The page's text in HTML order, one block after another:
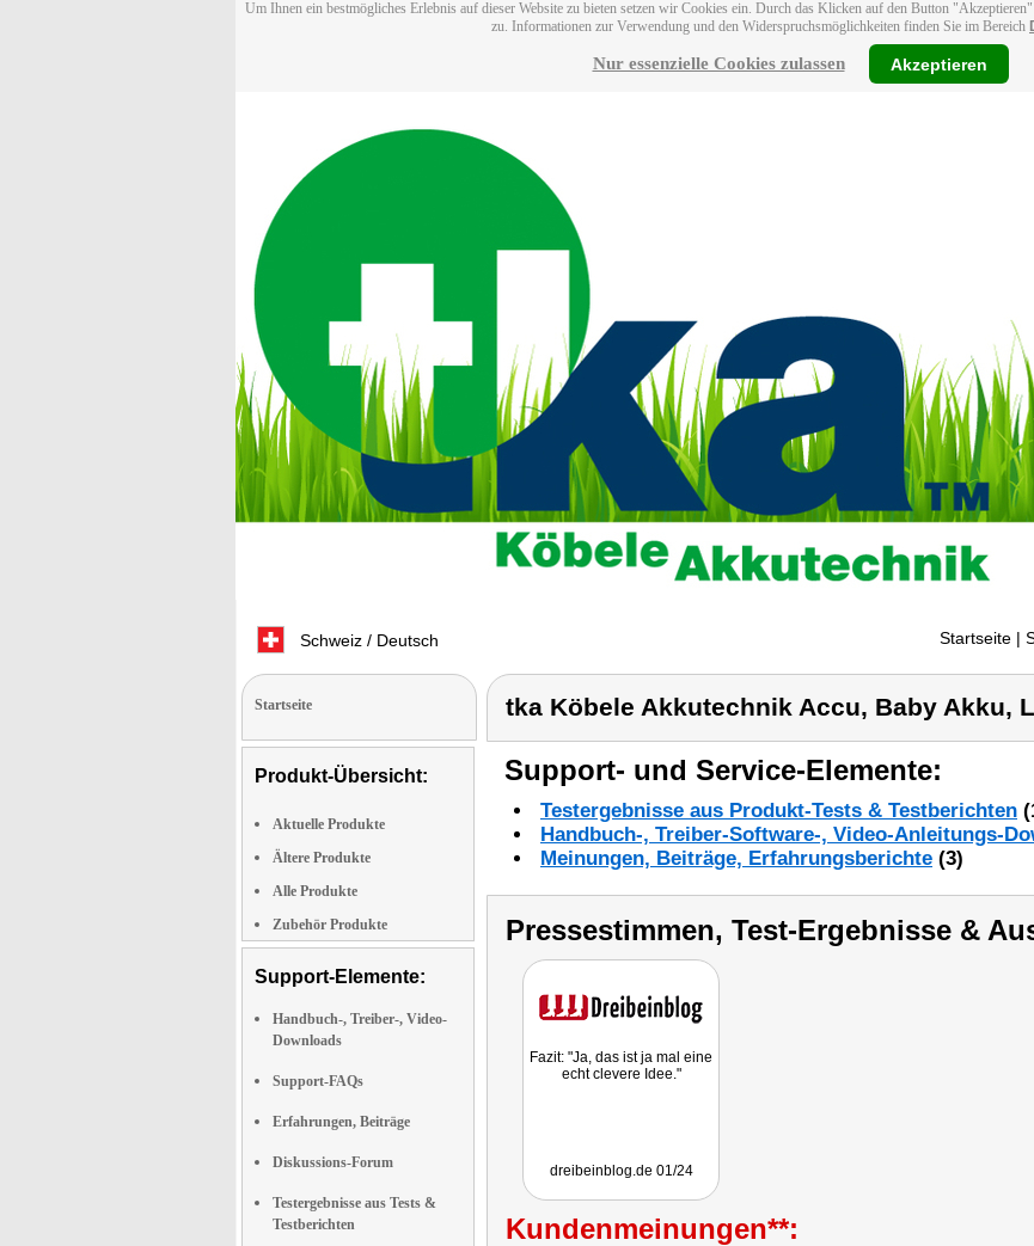
Um Ihnen ein bestmögliches Erlebnis auf dieser Website zu bieten setzen wir Cookies ein. Durch das Klicken auf den Button
zu. Informationen zur Verwendung und den Widerspruchsmöglichkeiten finden Sie im Bereich
Nur essenzielle Cookies zulassen Akzeptieren
Schweiz / Deutsch Startseite |
Startseite
Produkt-Übersicht:
Aktuelle Produkte
Ältere Produkte
Alle Produkte
Zubehör Produkte
Support-Elemente:
Handbuch-, Treiber-, Video-
Downloads
Support-FAQs
Erfahrungen, Beiträge
Diskussions-Forum
Testergebnisse aus Tests &
Testberichten
tka Köbele Akkutechnik Accu, Baby Akku,
Support- und Service-Elemente:
Testergebnisse aus Produkt-Tests & Testberichten
Handbuch-, Treiber-Software-, Video-Anleitungs-
Meinungen, Beiträge, Erfahrungsberichte (3)
Pressestimmen, Test-Ergebnisse &
Fazit: "Ja, das ist ja mal eine
echt clevere Idee."
dreibeinblog.de 01/24
Kundenmeinungen**: